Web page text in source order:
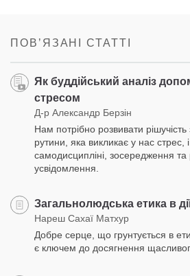
ПОВʼЯЗАНІ СТАТТІ
Як буддійський аналіз
стресом
Д-р Александр Берзін
Нам потрібно розвивати рішучість
рутини, яка викликає у нас стрес,
самодисципліні, зосередження та
усвідомлення.
Загальнолюдська етика в
Нареш Сахаї Матхур
Добре серце, що грунтується в
є ключем до досягнення